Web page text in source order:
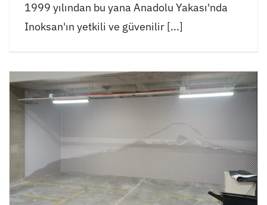
1999 yılından bu yana Anadolu Yakası'nda
Inoksan'ın yetkili ve güvenilir [...]